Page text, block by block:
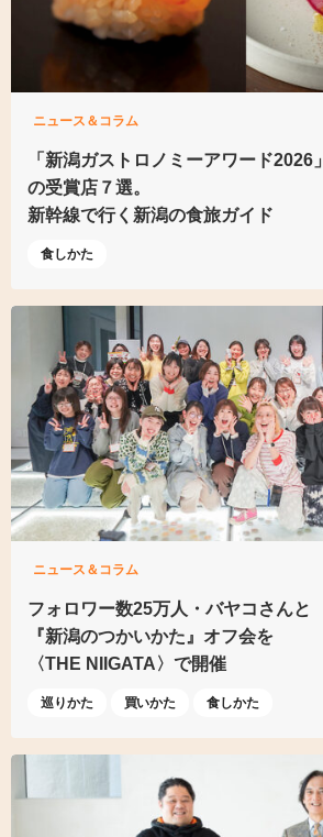
ニュース＆コラム
「新潟ガストロノミーアワード2026」
の受賞店７選。
新幹線で行く新潟の食旅ガイド
食しかた
ニュース＆コラム
フォロワー数25万人・バヤコさんと
『新潟のつかいかた』オフ会を
〈THE NIIGATA〉で開催
巡りかた 買いかた 食しかた